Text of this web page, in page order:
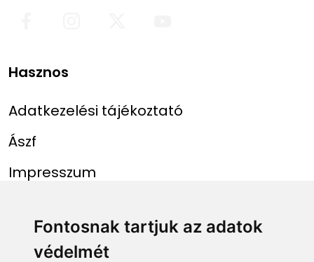
Fontosnak tartjuk az adatok
védelmét
Hasznos
Adatkezelési tájékoztató
Ászf
Impresszum
Menü
Főoldal
Linkek